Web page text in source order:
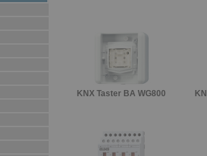
KNX Taster BA WG800